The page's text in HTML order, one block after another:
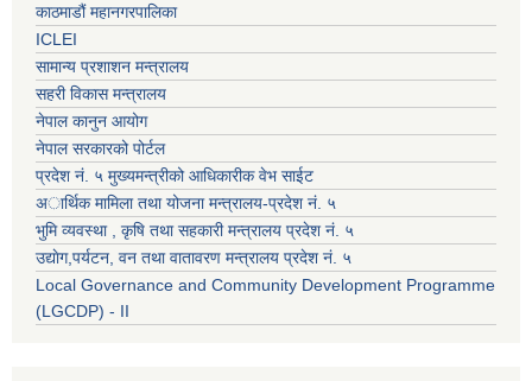
काठमाडौं महानगरपालिका
ICLEI
सामान्य प्रशाशन मन्त्रालय
सहरी विकास मन्त्रालय
नेपाल कानुन आयोग
नेपाल सरकारको पोर्टल
प्रदेश नं. ५ मुख्यमन्त्रीको आधिकारीक वेभ साईट
अार्थिक मामिला तथा योजना मन्त्रालय-प्रदेश नं. ५
भुमि व्यवस्था , कृषि तथा सहकारी मन्त्रालय प्रदेश नं. ५
उद्याेग,पर्यटन, वन तथा वातावरण मन्त्रालय प्रदेश नं. ५
Local Governance and Community Development Programme
(LGCDP) - II